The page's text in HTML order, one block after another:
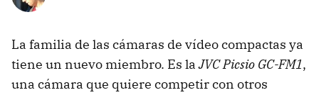
La familia de las cámaras de vídeo compactas ya
tiene un nuevo miembro. Es laJVC Picsio GC-FM1,
una cámara que quiere competir con otros